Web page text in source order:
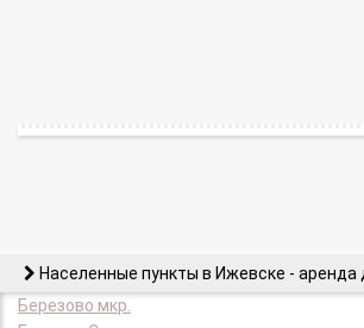
Населенные пункты в Ижевске -
Березово мкр.